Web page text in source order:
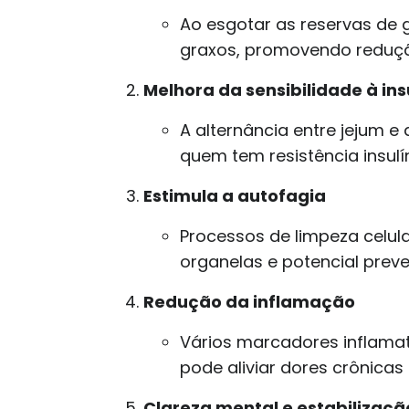
Ao esgotar as reservas de
graxos, promovendo
Melhora da sensibilidade à
A alternância entre jejum
quem tem resistência
Estimula a autofagia
Processos de limpeza
organelas e potencial
Redução da inflamação
Vários marcadores
pode aliviar dores